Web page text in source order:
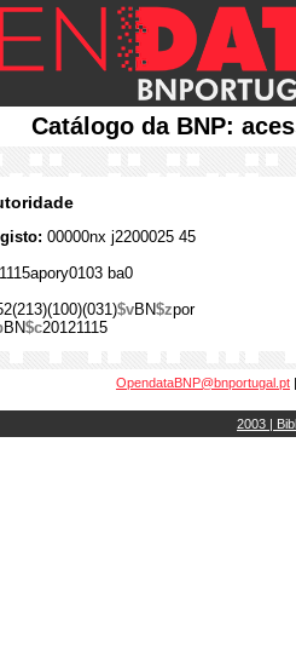
Catálogo da BNP:
00000nx j2200025 45
ba0
$vBN$zpor
BN$c20121115
OpendataBNP@bnportugal.pt
2003 |